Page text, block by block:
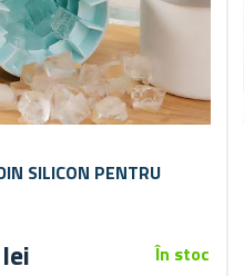
SILICON PENTRU
În stoc